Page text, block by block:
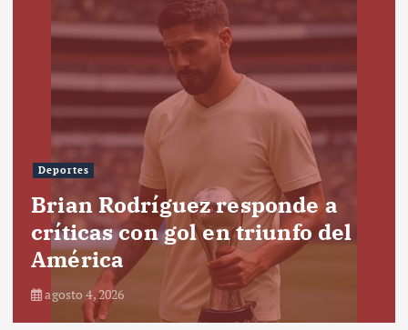
Deportes
Brian Rodríguez responde a
críticas con gol en triunfo del
América
agosto 4, 2026